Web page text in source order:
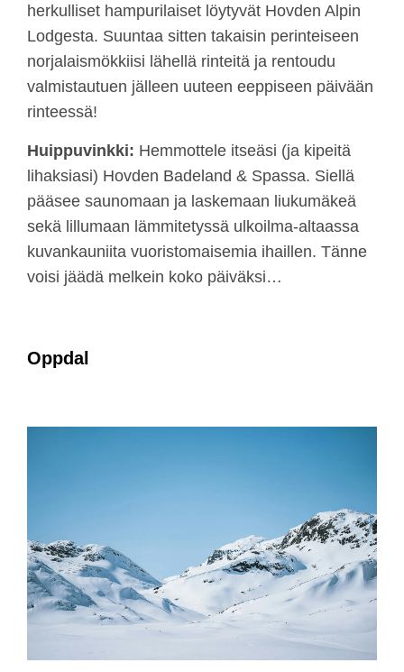
herkulliset hampurilaiset löytyvät Hovden Alpin
Lodgesta. Suuntaa sitten takaisin perinteiseen
norjalaismökkiisi lähellä rinteitä ja rentoudu
valmistautuen jälleen uuteen eeppiseen päivään
rinteessä!
Huippuvinkki: Hemmottele itseäsi (ja kipeitä
lihaksiasi) Hovden Badeland & Spassa. Siellä
pääsee saunomaan ja laskemaan liukumäkeä
sekä lillumaan lämmitetyssä ulkoilma-altaassa
kuvankauniita vuoristomaisemia ihaillen. Tänne
voisi jäädä melkein koko päiväksi…
Oppdal